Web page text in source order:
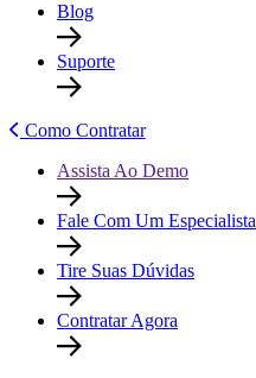
Blog
Suporte
Como Contratar
Assista Ao Demo
Fale Com Um Especialista
Tire Suas Dúvidas
Contratar Agora